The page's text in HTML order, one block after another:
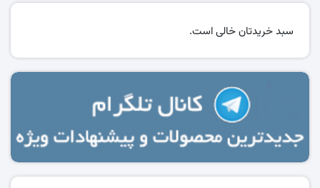
سبد خریدتان خالی است.